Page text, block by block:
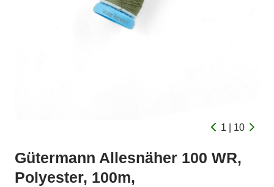
1 | 10
Gütermann Allesnäher 100 WR,
Polyester, 100m,